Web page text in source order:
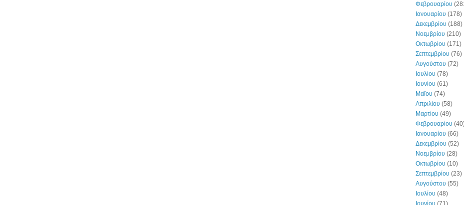
Φεβρουαρίου
Ιανουαρίου (178)
Δεκεμβρίου (188)
Νοεμβρίου (210)
Οκτωβρίου (171)
Σεπτεμβρίου (76)
Αυγούστου (72)
Ιουλίου (78)
Ιουνίου (61)
Μαΐου (74)
Απριλίου (58)
Μαρτίου (49)
Φεβρουαρίου
Ιανουαρίου (66)
Δεκεμβρίου (52)
Νοεμβρίου (28)
Οκτωβρίου (10)
Σεπτεμβρίου (23)
Αυγούστου (55)
Ιουλίου (48)
Ιουνίου (71)